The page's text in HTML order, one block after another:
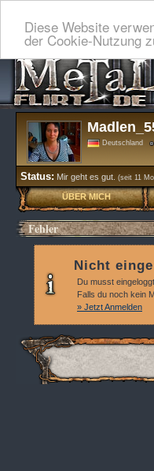
Diese Website
der Cookie-Nutzung
Deutschland
Status: Mir geht es gut. (seit 11
ÜBER MICH
Fehler
Nicht
Du musst
Falls du noch kein
» Jetzt Anmelden